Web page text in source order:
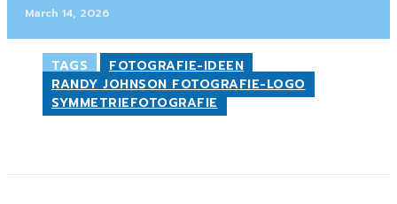
March 14, 2026
TAGS
FOTOGRAFIE-IDEEN
RANDY JOHNSON FOTOGRAFIE-LOGO
SYMMETRIEFOTOGRAFIE